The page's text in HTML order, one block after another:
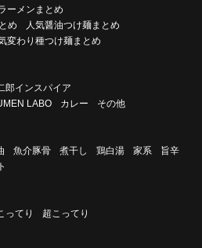
ーメンまとめ
め
人気醤油つけ麺まとめ
変わり種つけ麺まとめ
郎インスパイア
LABO カレー その他
魚介豚骨 煮干し 鶏白湯 家系
旨辛
ってり 超こってり